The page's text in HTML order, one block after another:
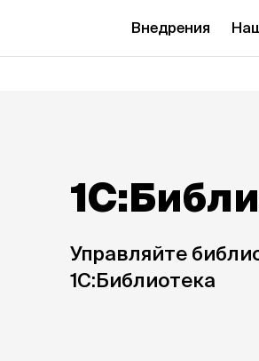
Внедрения
Управляйте
1С:Библиотека